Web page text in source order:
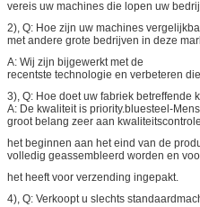
vereis uw machines die lopen uw
2), Q: Hoe zijn uw machines
met andere grote bedrijven in deze
A: Wij zijn bijgewerkt met de
recentste technologie en verbeteren
3), Q: Hoe doet uw fabriek betreffende
A: De kwaliteit is priority.bluesteel-
groot belang zeer aan
het beginnen aan het eind van de
volledig geassembleerd worden en
het heeft voor verzending ingepakt.
4), Q: Verkoopt u slechts